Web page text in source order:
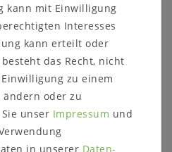
zum Möbelstück:
kann mit Einwilligung
Interesses
kann erteilt oder
das Recht, nicht
zu einem
oder zu
unser Impressum und
in unserer Daten­